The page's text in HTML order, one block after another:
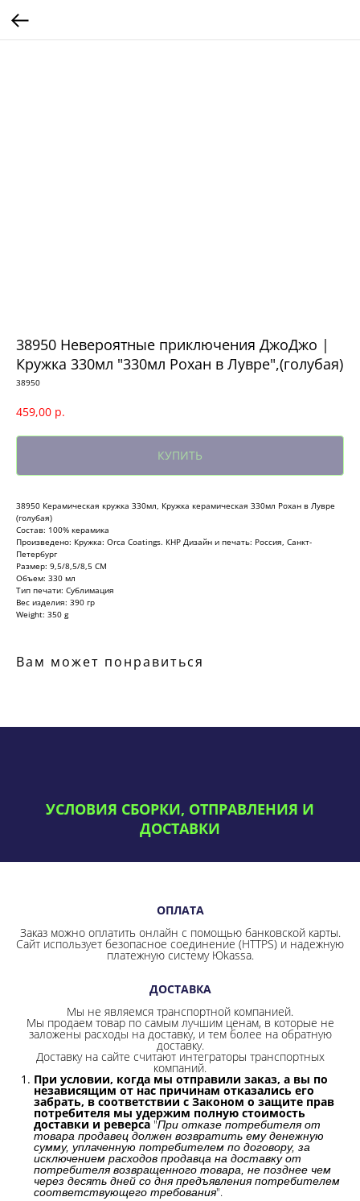
38950 Невероятные приключения ДжоДжо |
Кружка 330мл "330мл Рохан в Лувре",(голубая)
38950
459,00 р.
КУПИТЬ
38950 Керамическая кружка 330мл, Кружка керамическая 330мл Рохан в Лувре
(голубая)
Состав: 100% керамика
Произведено: Кружка: Orca Coatings. КНР Дизайн и печать: Россия, Санкт-
Петербург
Размер: 9,5/8,5/8,5 СМ
Объем: 330 мл
Тип печати: Сублимация
Вес изделия: 390 гр
Weight: 350 g
Вам может понравиться
УСЛОВИЯ СБОРКИ, ОТПРАВЛЕНИЯ И
ДОСТАВКИ
ОПЛАТА
Заказ можно оплатить онлайн с помощью банковской карты.
Сайт использует безопасное соединение (HTTPS) и надежную
платежную систему Юkassa.
ДОСТАВКА
Мы не являемся транспортной компанией.
Мы продаем товар по самым лучшим ценам, в которые не
заложены расходы на доставку, и тем более на обратную
доставку.
Доставку на сайте считают интеграторы транспортных
компаний.
При условии, когда мы отправили заказ, а вы по
независящим от нас причинам отказались его
забрать, в соответствии с Законом о защите прав
потребителя мы удержим полную стоимость
доставки и реверса "При отказе потребителя от
товара продавец должен возвратить ему денежную
сумму, уплаченную потребителем по договору, за
исключением расходов продавца на доставку от
потребителя возвращенного товара, не позднее чем
через десять дней со дня предъявления потребителем
соответствующего требования".